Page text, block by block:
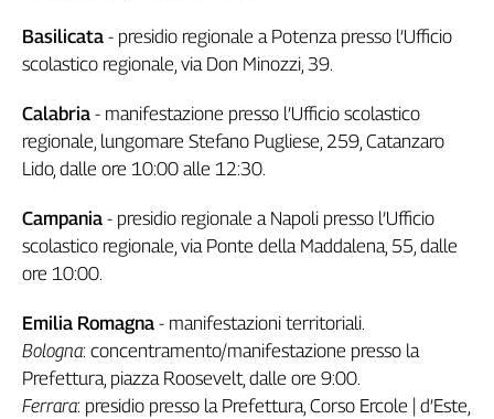
tv
Work
Progress
L'Italia
nel
Territori
Abruzzo-
Alto
Adige
Basilicata
Calabria
Basilicata - presidio regionale a Potenza presso l’Ufficio
scolastico regionale, via Don Minozzi, 39.
Calabria - manifestazione presso l’Ufficio scolastico
regionale, lungomare Stefano Pugliese, 259, Catanzaro
Lido, dalle ore 10:00 alle 12:30.
Campania - presidio regionale a Napoli presso l’Ufficio
scolastico regionale, via Ponte della Maddalena, 55, dalle
ore 10:00.
Emilia Romagna - manifestazioni territoriali.
Bologna: concentramento/manifestazione presso la
Prefettura, piazza Roosevelt, dalle ore 9:00.
Ferrara: presidio presso la Prefettura, Corso Ercole | d’Este,